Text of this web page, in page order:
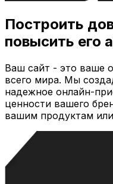
Построить
повысить его
Ваш сайт - это ваше
всего мира. Мы
надежное онлайн-
ценности вашего
вашим продуктам или